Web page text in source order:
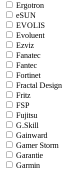
Ergotron
eSUN
EVOLIS
Evoluent
Ezviz
Fanatec
Fantec
Fortinet
Fractal Design
Fritz
FSP
Fujitsu
G.Skill
Gainward
Gamer Storm
Garantie
Garmin